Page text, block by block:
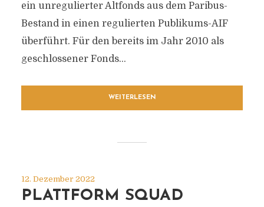
ein unregulierter Altfonds aus dem Paribus-
Bestand in einen regulierten Publikums-AIF
überführt. Für den bereits im Jahr 2010 als
geschlossener Fonds...
WEITERLESEN
12. Dezember 2022
PLATTFORM SQUAD